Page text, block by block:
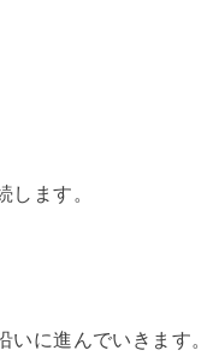
ます。
に進んでいきます。